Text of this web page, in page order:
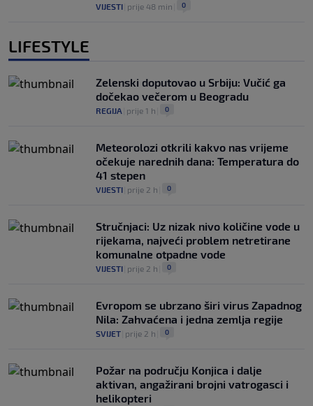
VIJESTI prije 48 min 0
LIFESTYLE
Zelenski doputovao u Srbiju: Vučić ga
dočekao večerom u Beogradu
REGIJA prije 1 h 0
Meteorolozi otkrili kakvo nas vrijeme
očekuje narednih dana: Temperatura do
41 stepen
VIJESTI prije 2 h 0
Stručnjaci: Uz nizak nivo količine vode u
rijekama, najveći problem netretirane
komunalne otpadne vode
VIJESTI prije 2 h 0
Evropom se ubrzano širi virus Zapadnog
Nila: Zahvaćena i jedna zemlja regije
SVIJET prije 2 h 0
Požar na području Konjica i dalje
aktivan, angažirani brojni vatrogasci i
helikopteri